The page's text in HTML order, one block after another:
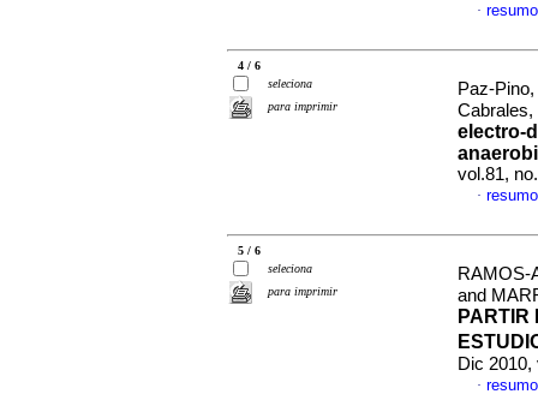
·
4 / 6
seleciona
para imprimir
Paz-
electro-
vol.81,
·
5 / 6
seleciona
para imprimir
and
PARTIR
Dic 2010,
·